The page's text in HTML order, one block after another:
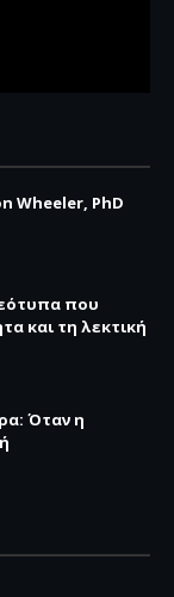
Wheeler, PhD
που
και τη λεκτική
Όταν η